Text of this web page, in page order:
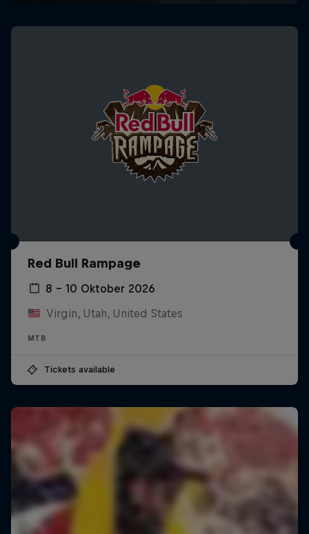
Red Bull Rampage
8 – 10 Oktober 2026
Virgin, Utah, United States
MTB
Tickets available